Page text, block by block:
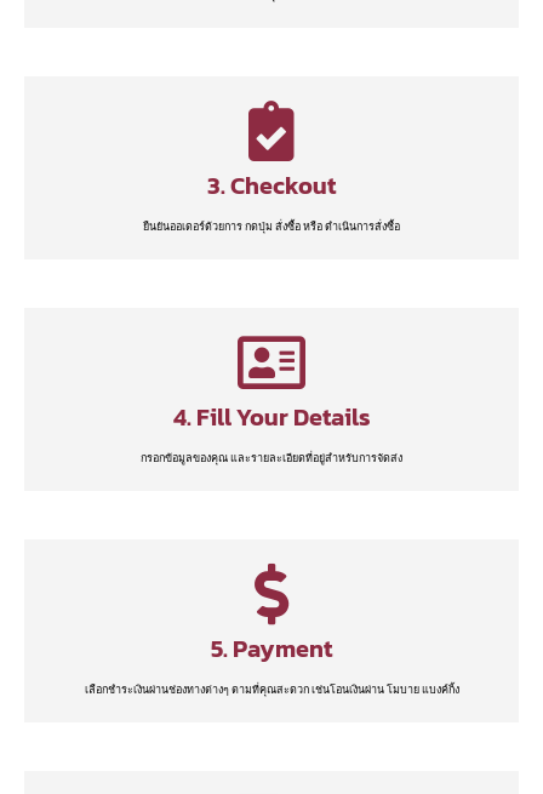
3. Checkout
ยืนยันออเดอร์ด้วยการ กดปุ่ม สั่งซื้อ หรือ ดำเนินการสั่งซื้อ
4. Fill Your Details
กรอกข้อมูลของคุณ และรายละเอียดที่อยู่สำหรับการจัดส่ง
5. Payment
เลือกชำระเงินผ่านช่องทางต่างๆ ตามที่คุณสะดวก เช่นโอนเงินผ่าน โมบาย แบงค์กิ้ง